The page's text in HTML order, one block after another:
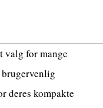
valg for mange
deres kompakte